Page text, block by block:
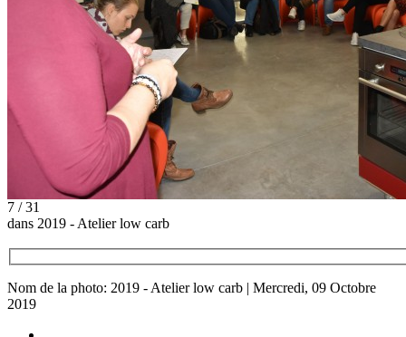
7 / 31
dans 2019 - Atelier low carb
Nom de la photo: 2019 - Atelier low carb | Mercredi, 09 Octobre
2019